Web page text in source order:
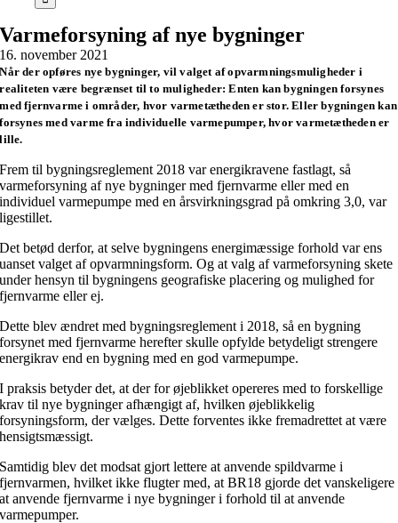
Varmeforsyning af nye bygninger
16. november 2021
Når der opføres nye bygninger, vil valget af opvarmningsmuligheder i
realiteten være begrænset til to muligheder: Enten kan bygningen forsynes
med fjernvarme i områder, hvor varmetætheden er stor. Eller bygningen kan
forsynes med varme fra individuelle varmepumper, hvor varmetætheden er
lille.
Frem til bygningsreglement 2018 var energikravene fastlagt, så
varmeforsyning af nye bygninger med fjernvarme eller med en
individuel varmepumpe med en årsvirkningsgrad på omkring 3,0, var
ligestillet.
Det betød derfor, at selve bygningens energimæssige forhold var ens
uanset valget af opvarmningsform. Og at valg af varmeforsyning skete
under hensyn til bygningens geografiske placering og mulighed for
fjernvarme eller ej.
Dette blev ændret med bygningsreglement i 2018, så en bygning
forsynet med fjernvarme herefter skulle opfylde betydeligt strengere
energikrav end en bygning med en god varmepumpe.
I praksis betyder det, at der for øjeblikket opereres med to forskellige
krav til nye bygninger afhængigt af, hvilken øjeblikkelig
forsyningsform, der vælges. Dette forventes ikke fremadrettet at være
hensigtsmæssigt.
Samtidig blev det modsat gjort lettere at anvende spildvarme i
fjernvarmen, hvilket ikke flugter med, at BR18 gjorde det vanskeligere
at anvende fjernvarme i nye bygninger i forhold til at anvende
varmepumper.